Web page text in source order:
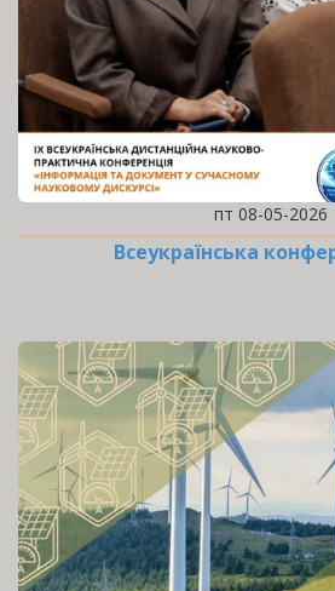
пт 08-05-2026
Всеукраїнська